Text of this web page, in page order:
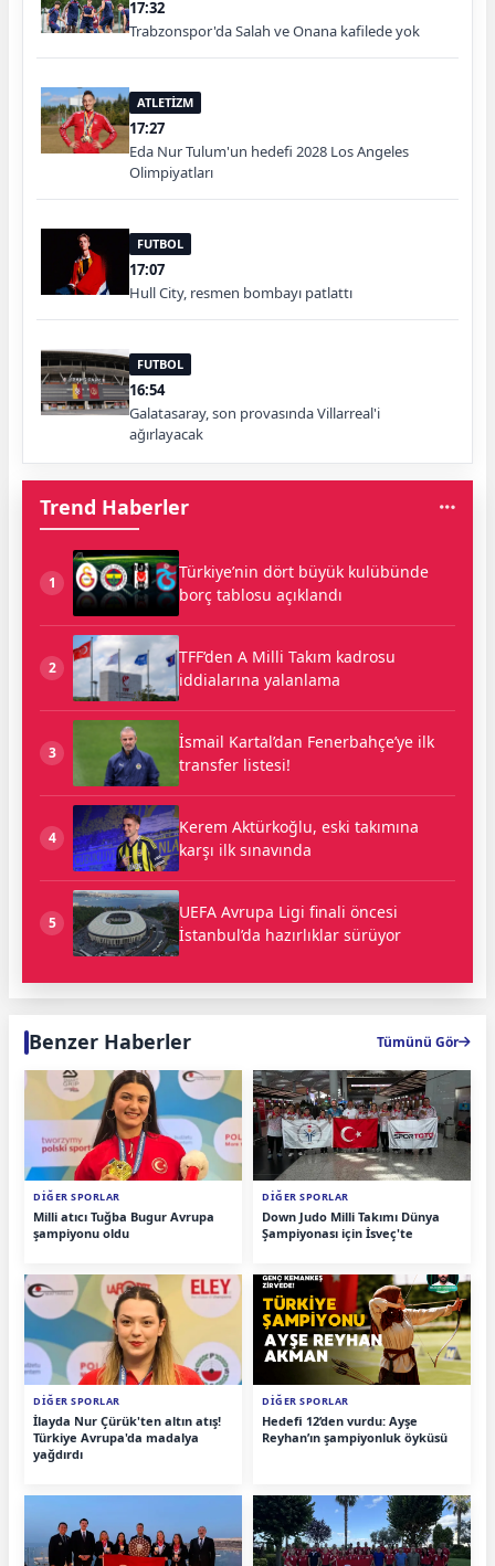
17:32
Trabzonspor'da Salah ve Onana kafilede yok
ATLETİZM
17:27
Eda Nur Tulum'un hedefi 2028 Los Angeles
Olimpiyatları
FUTBOL
17:07
Hull City, resmen bombayı patlattı
FUTBOL
16:54
Galatasaray, son provasında Villarreal'i
ağırlayacak
Trend Haberler
1
Türkiye’nin dört büyük kulübünde
borç tablosu açıklandı
2
TFF’den A Milli Takım kadrosu
iddialarına yalanlama
3
İsmail Kartal’dan Fenerbahçe’ye ilk
transfer listesi!
4
Kerem Aktürkoğlu, eski takımına
karşı ilk sınavında
5
UEFA Avrupa Ligi finali öncesi
İstanbul’da hazırlıklar sürüyor
Benzer Haberler Tümünü Gör
DİĞER SPORLAR
Milli atıcı Tuğba Bugur Avrupa
şampiyonu oldu
DİĞER SPORLAR
Down Judo Milli Takımı Dünya
Şampiyonası için İsveç'te
DİĞER SPORLAR
İlayda Nur Çürük'ten altın atış!
Türkiye Avrupa'da madalya
yağdırdı
DİĞER SPORLAR
Hedefi 12’den vurdu: Ayşe
Reyhan’ın şampiyonluk öyküsü